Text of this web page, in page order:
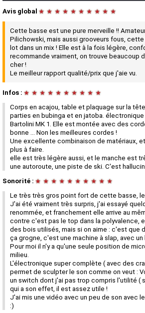
Avis global ★ ★ ★ ★ ★ ★ ★ ★ ★ ★
Cette basse est une pure merveille !!
Pilichowski, mais aussi grooveurs fous,
lot dans un mix ! Elle est à la fois légère,
recommande vraiment, on trouve beaucoup
cher !
Le meilleur rapport qualité/prix que j'aie vu.
Infos : ★ ★ ★ ★ ★ ★ ★ ★ ★ ★
Corps en acajou, table et plaquage sur la
parties en bubinga et en jatoba.
Bartolini MK 1. Elle est montée avec des
bonne ... Non les meilleures cordes !
Une excellente combinaison de matériaux,
plus à faire.
elle est très légère aussi, et le manche est
une autoroute, une piste de ski. C'est
Sonorité : ★ ★ ★ ★ ★ ★ ★ ★ ★ ★
Le très très gros point fort de cette basse, le
J'ai été vraiment très surpris, j'ai essayé
renommée, et franchement elle arrive au
contre c'est pas le top dans la polyvalence,
des bois utilisés, mais si on aime : c'est que
ça grogne, c'est une machine à slap, avec
Pour moi il n'y a qu'une seule position de
milieu.
L'électronique super complète ( avec des
permet de sculpter le son comme on veut :
un switch dont j'ai pas trop compris l'utilité (
qui a son effet, il est assez utile !
J'ai mis une vidéo avec un peu de son avec
:)